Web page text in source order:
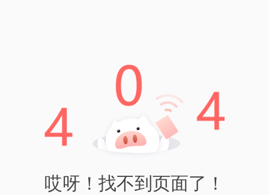
哎呀！找不到页面了！